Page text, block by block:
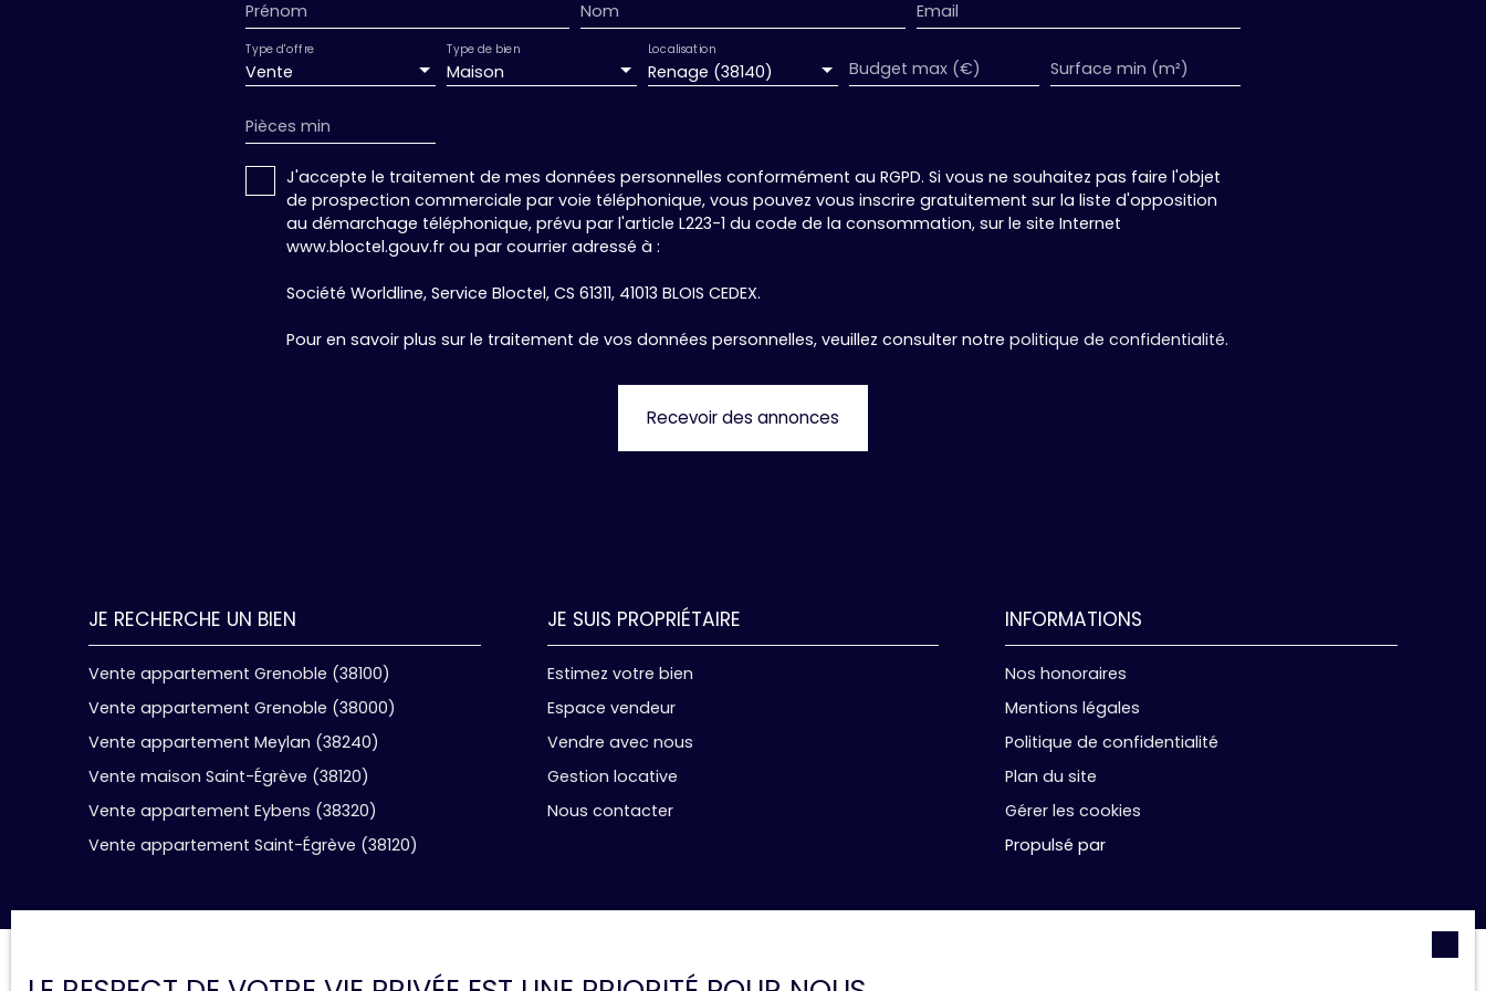
parfait pour ceux qui cherchent la convivialité d'un bourg tout en
restant à deux pas des grands axes vers Grenoble. Les informations sur
les risques auxquels ce bien est exposé sont disponibles sur le site
Géorisques : georisques. gouv. fr Annonce rédigée par Nathalie ALBIN,
Association MEDIMMOCONSO 1 Allée du Parc de Mesemena - Bât A
Prénom Nom Email
Vente
Type d'offre
Maison
Type de bien
Renage (38140)
Localisation
Budget max (€) Surface min (m²)
Pièces min
J'accepte le traitement de mes données personnelles conformément au RGPD. Si vous ne souhaitez pas faire l'objet
de prospection commerciale par voie téléphonique, vous pouvez vous inscrire gratuitement sur la liste d'opposition
au démarchage téléphonique, prévu par l'article L223-1 du code de la consommation, sur le site Internet
www.bloctel.gouv.fr ou par courrier adressé à :
Société Worldline, Service Bloctel, CS 61311, 41013 BLOIS CEDEX.
Pour en savoir plus sur le traitement de vos données personnelles, veuillez consulter notre politique de confidentialité.
Recevoir des annonces
JE RECHERCHE UN BIEN
Vente appartement Grenoble (38100)
Vente appartement Grenoble (38000)
Vente appartement Meylan (38240)
Vente maison Saint-Égrève (38120)
Vente appartement Eybens (38320)
Vente appartement Saint-Égrève (38120)
JE SUIS PROPRIÉTAIRE
Estimez votre bien
Espace vendeur
Vendre avec nous
Gestion locative
Nous contacter
INFORMATIONS
Nos honoraires
Mentions légales
Politique de confidentialité
Plan du site
Gérer les cookies
Propulsé par